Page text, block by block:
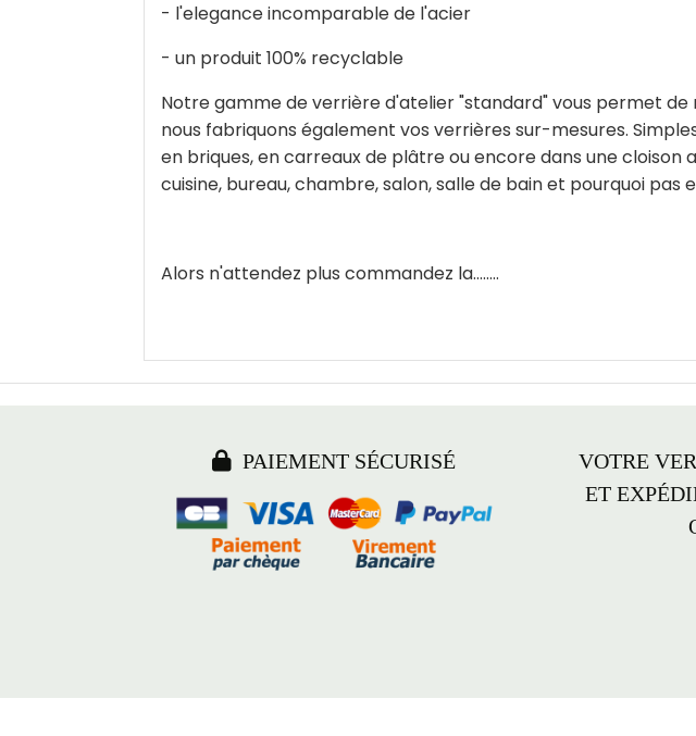
- l'elegance incomparable de l'acier
- un produit 100% recyclable
Notre gamme de verrière d'atelier "standard" vous permet
nous fabriquons également vos verrières sur-mesures.
en briques, en carreaux de plâtre ou encore dans une
cuisine, bureau, chambre, salon, salle de bain et pourquoi pas
Alors n'attendez plus commandez la........
 PAIEMENT SÉCURISÉ
VOTRE
ET